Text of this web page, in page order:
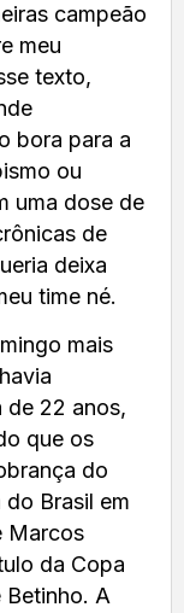
campeão
meu
texto,
bora para a
ou
uma dose de
de
deixa
time né.
mais
de 22 anos,
que os
do
Brasil em
Marcos
da Copa
Betinho. A